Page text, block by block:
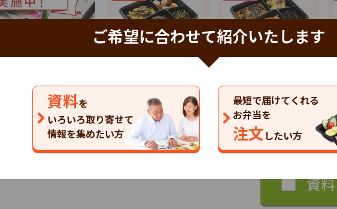
ご希望に合わせて紹介いたします
資料を
いろいろ取り寄せて
情報を集めたい方
最短で届けてくれる
お弁当を
注文したい方
まとめて注文
特典
円 税込
特典
4,137円 税込
まごころケア食のお弁当の一覧を見る